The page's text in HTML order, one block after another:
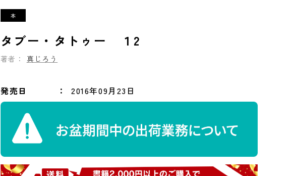
タブー・タトゥー １2
著者： 真じろう
発売日 2016年09月23日